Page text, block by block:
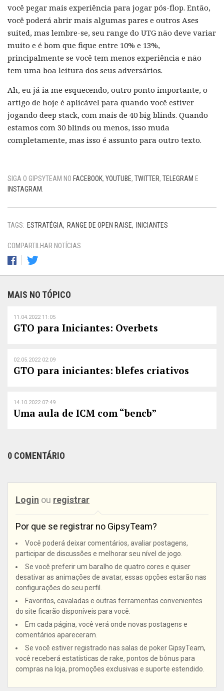
você pegar mais experiência para jogar pós-flop. Então,
você poderá abrir mais algumas pares e outros Ases
suited, mas lembre-se, seu range do UTG não deve variar
muito e é bom que fique entre 10% e 13%,
principalmente se você tem menos experiência e não
tem uma boa leitura dos seus adversários.
Ah, eu já ia me esquecendo, outro ponto importante, o
artigo de hoje é aplicável para quando você estiver
jogando deep stack, com mais de 40 big blinds. Quando
estamos com 30 blinds ou menos, isso muda
completamente, mas isso é assunto para outro texto.
SIGA O GIPSYTEAM NO FACEBOOK, YOUTUBE, TWITTER, TELEGRAM E
INSTAGRAM.
TAGS: ESTRATÉGIA RANGE DE OPEN RAISE INICIANTES
COMPARTILHAR NOTÍCIAS
MAIS NO TÓPICO
11.04.2022 11:05
GTO para Iniciantes: Overbets
02.05.2022 02:09
GTO para iniciantes: blefes criativos
14.10.2022 07:49
Uma aula de ICM com “bencb”
0 COMENTÁRIO
Login ou registrar
Por que se registrar no GipsyTeam?
Você poderá deixar comentários, avaliar postagens,
participar de discussões e melhorar seu nível de jogo.
Se você preferir um baralho de quatro cores e quiser
desativar as animações de avatar, essas opções estarão nas
configurações do seu perfil.
Favoritos, cavaladas e outras ferramentas convenientes
do site ficarão disponíveis para você.
Em cada página, você verá onde novas postagens e
comentários apareceram.
Se você estiver registrado nas salas de poker GipsyTeam,
você receberá estatísticas de rake, pontos de bônus para
compras na loja, promoções exclusivas e suporte estendido.